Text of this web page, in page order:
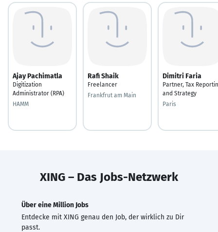
Ajay Pachimatla
Digitization
Administrator (RPA)
HAMM
Rafi Shaik
Freelancer
Frankfrut am Main
Dimitri Faria
Partner, Tax
and Strategy
Paris
XING – Das Jobs-Netzwerk
Über eine Million Jobs
Entdecke mit XING genau den Job, der wirklich zu Dir
passt.